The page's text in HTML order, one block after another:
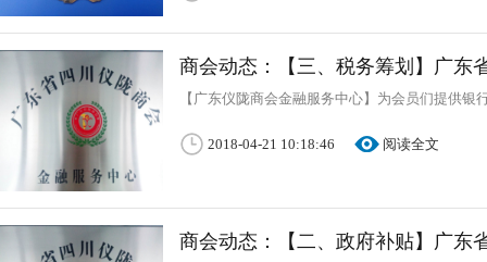
商会动态：【三、税务筹划】广东
【广东仪陇商会金融服务中心】为会员们提供
2018-04-21 10:18:46 阅读全文
商会动态：【二、政府补贴】广东